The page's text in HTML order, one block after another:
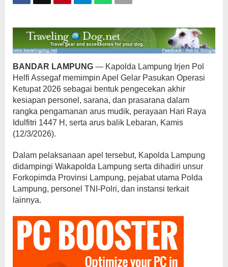
BANDAR LAMPUNG — Kapolda Lampung Irjen Pol
Helfi Assegaf memimpin Apel Gelar Pasukan Operasi
Ketupat 2026 sebagai bentuk pengecekan akhir
kesiapan personel, sarana, dan prasarana dalam
rangka pengamanan arus mudik, perayaan Hari Raya
Idulfitri 1447 H, serta arus balik Lebaran, Kamis
(12/3/2026).
Dalam pelaksanaan apel tersebut, Kapolda Lampung
didampingi Wakapolda Lampung serta dihadiri unsur
Forkopimda Provinsi Lampung, pejabat utama Polda
Lampung, personel TNI-Polri, dan instansi terkait
lainnya.